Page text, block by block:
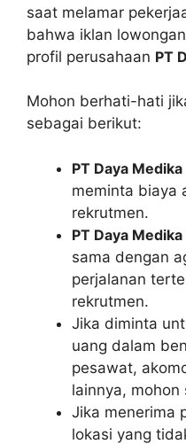
saat melamar
bahwa iklan
profil perusahaan PT
Mohon berhati-hati
sebagai berikut:
PT Daya
meminta biaya
rekrutmen.
PT Daya
sama dengan
perjalanan
rekrutmen.
Jika diminta
uang dalam
pesawat,
lainnya, mohon
Jika menerima
lokasi yang